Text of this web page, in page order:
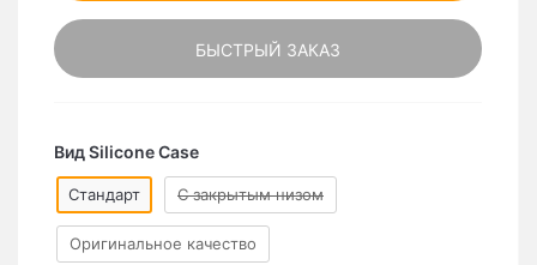
БЫСТРЫЙ ЗАКАЗ
Вид Silicone Case
Стандарт C закрытым низом
Оригинальное качество